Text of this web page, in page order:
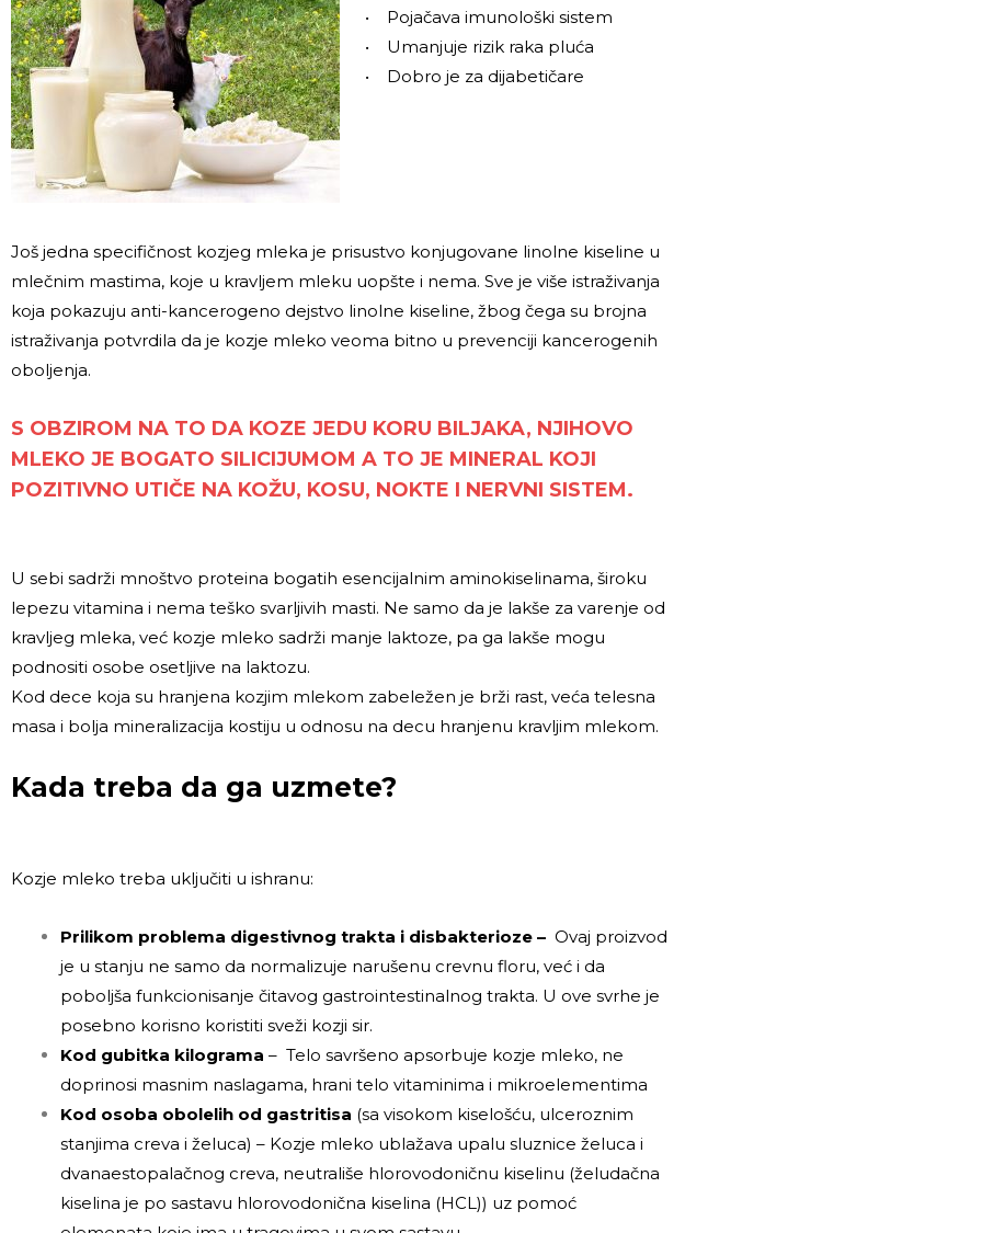
• Pojačava imunološki sistem
• Umanjuje rizik raka pluća
• Dobro je za dijabetičare
Još jedna specifičnost kozjeg mleka je prisustvo konjugovane linolne kiseline u
mlečnim mastima, koje u kravljem mleku uopšte i nema. Sve je više istraživanja
koja pokazuju anti-kancerogeno dejstvo linolne kiseline, žbog čega su brojna
istraživanja potvrdila da je kozje mleko veoma bitno u prevenciji kancerogenih
oboljenja.
S OBZIROM NA TO DA KOZE JEDU KORU BILJAKA, NJIHOVO
MLEKO JE BOGATO SILICIJUMOM A TO JE MINERAL KOJI
POZITIVNO UTIČE NA KOŽU, KOSU, NOKTE I NERVNI SISTEM.
U sebi sadrži mnoštvo proteina bogatih esencijalnim aminokiselinama, široku
lepezu vitamina i nema teško svarljivih masti. Ne samo da je lakše za varenje od
kravljeg mleka, već kozje mleko sadrži manje laktoze, pa ga lakše mogu
podnositi osobe osetljive na laktozu.
Kod dece koja su hranjena kozjim mlekom zabeležen je brži rast, veća telesna
masa i bolja mineralizacija kostiju u odnosu na decu hranjenu kravljim mlekom.
Kada treba da ga uzmete?
Kozje mleko treba uključiti u ishranu:
Prilikom problema digestivnog trakta i disbakterioze – Ovaj proizvod
je u stanju ne samo da normalizuje narušenu crevnu floru, već i da
poboljša funkcionisanje čitavog gastrointestinalnog trakta. U ove svrhe je
posebno korisno koristiti sveži kozji sir.
Kod gubitka kilograma – Telo savršeno apsorbuje kozje mleko, ne
doprinosi masnim naslagama, hrani telo vitaminima i mikroelementima
Kod osoba obolelih od gastritisa (sa visokom kiselošću, ulceroznim
stanjima creva i želuca) – Kozje mleko ublažava upalu sluznice želuca i
dvanaestopalačnog creva, neutrališe hlorovodoničnu kiselinu (želudačna
kiselina je po sastavu hlorovodonična kiselina (HCL)) uz pomoć